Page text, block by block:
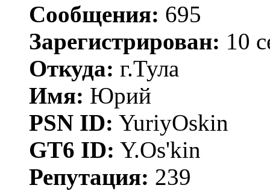
Сообщения: 695
Зарегистрирован: 10
Откуда: г.Тула
Имя: Юрий
PSN ID: YuriyOskin
GT6 ID: Y.Os'kin
Репутация: 239